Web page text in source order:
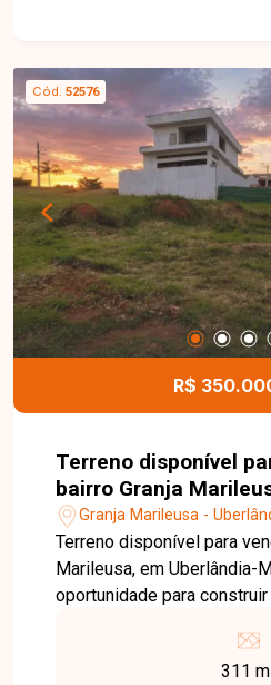
sendo 01 suíte, banheiro
gourmet e 02 vagas de
são bem distribuídos,
funcionalidade e excelente
espaços. Esta é uma excelente oportunidade
para quem busca um
gourmet e ótima
Mundo. Agende uma visita
todos os detalhes desta
Cód. 52576
R$
Terreno disponível
bairro Granja
Uberlândia-MG
Granja Marileusa -
Terreno disponível para
Marileusa, em Uberlândia-MG.
oportunidade para
valorizados da cidade. O
no Condomínio Terras311